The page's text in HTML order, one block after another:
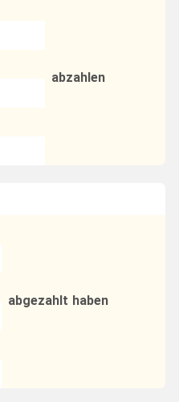
abzahlen
abgezahlt haben